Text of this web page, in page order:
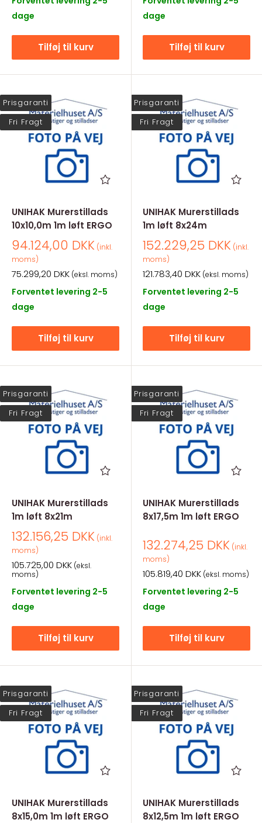
dage
Tilføj til kurv
dage
Tilføj til kurv
Prisgaranti
Fri Fragt
UNIHAK Murerstillads
10x10,0m 1m løft ERGO
Salgspris
94.124,00 DKK (inkl.
moms)
Salgspris
75.299,20 DKK (eksl. moms)
Forventet levering 2-5
dage
Tilføj til kurv
Prisgaranti
Fri Fragt
UNIHAK Murerstillads
1m løft 8x24m
Salgspris
152.229,25 DKK (inkl.
moms)
Salgspris
121.783,40 DKK (eksl. moms)
Forventet levering 2-5
dage
Tilføj til kurv
Prisgaranti
Fri Fragt
UNIHAK Murerstillads
1m løft 8x21m
Salgspris
132.156,25 DKK (inkl.
moms)
Salgspris
105.725,00 DKK (eksl.
moms)
Forventet levering 2-5
dage
Tilføj til kurv
Prisgaranti
Fri Fragt
UNIHAK Murerstillads
8x17,5m 1m løft ERGO
Salgspris
132.274,25 DKK (inkl.
moms)
Salgspris
105.819,40 DKK (eksl. moms)
Forventet levering 2-5
dage
Tilføj til kurv
Prisgaranti
Fri Fragt
UNIHAK Murerstillads
8x15,0m 1m løft ERGO
Prisgaranti
Fri Fragt
UNIHAK Murerstillads
8x12,5m 1m løft ERGO